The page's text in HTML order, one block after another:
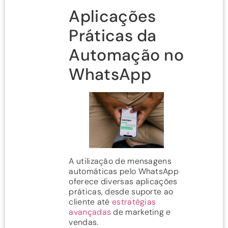
Aplicações
Práticas da
Automação no
WhatsApp
A utilização de mensagens
automáticas pelo WhatsApp
oferece diversas aplicações
práticas, desde suporte ao
cliente atéestratégias
avançadas de marketing e
vendas.